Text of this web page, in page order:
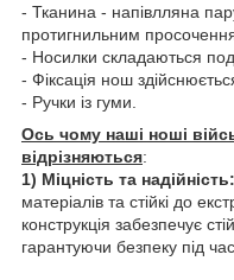
- Тканина - напівлляна
протигнильним
- Носилки складаються
- Фіксація нош
- Ручки із гуми.
Ось чому наші ноші
відрізняються:
1) Міцність та надійність:
матеріалів та стійкі до
конструкція забезпечує
гарантуючи безпеку під